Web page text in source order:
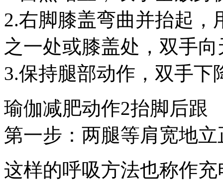
2.右脚膝盖弯曲并抬起
之一处或膝盖处，双手
3.保持腿部动作，双手下
瑜伽减肥动作2抬脚后跟
第一步：两腿等肩宽地
这样的呼吸方法也称作